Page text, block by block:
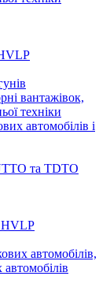
вантажівок,
техніки
автомобілів і
та TDTO
HVLP
автомобілів,